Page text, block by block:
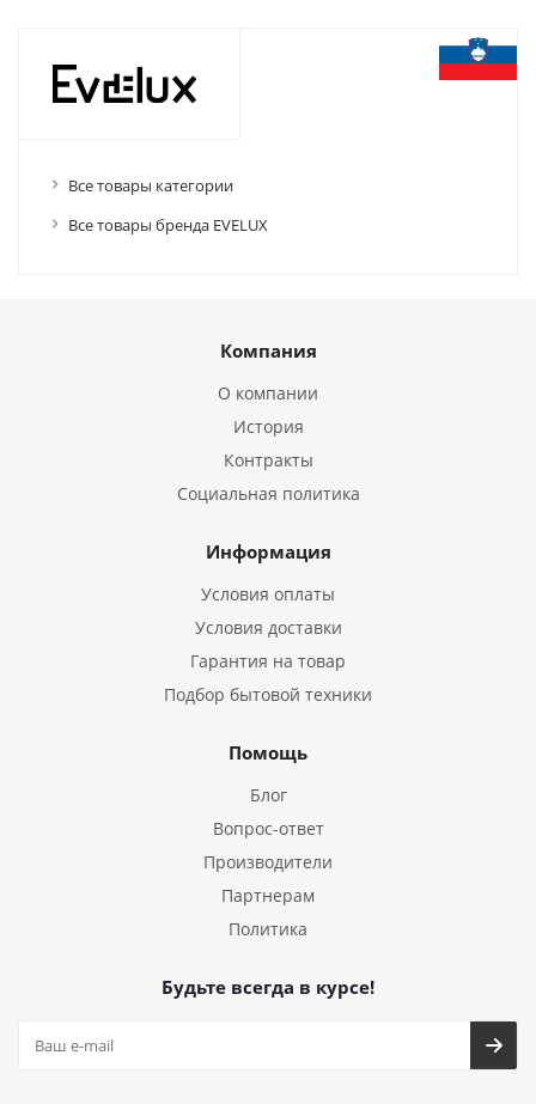
Все товары категории
Все товары бренда EVELUX
Компания
О компании
История
Контракты
Социальная политика
Информация
Условия оплаты
Условия доставки
Гарантия на товар
Подбор бытовой техники
Помощь
Блог
Вопрос-ответ
Производители
Партнерам
Политика
Будьте всегда в курсе!